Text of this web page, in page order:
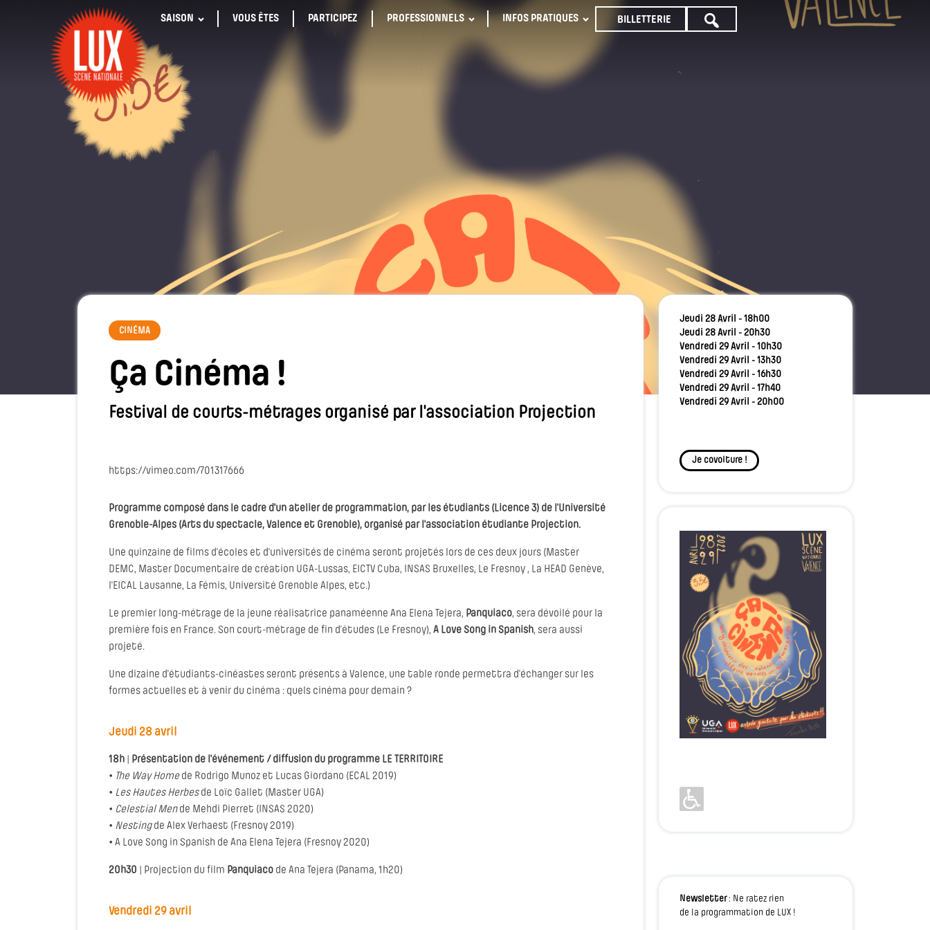
SAISON VOUS ÊTES PARTICIPEZ PROFESSIONNELS INFOS PRATIQUES BILLETTERIE
TOUTE
CINÉMA
Ça Cinéma !
Festival de courts-métrages organisé par l'association Projection
https://vimeo.com/701317666
Programme composé dans le cadre d'un atelier de programmation, par les étudiants (Licence 3) de l’Université
Grenoble-Alpes (Arts du spectacle, Valence et Grenoble), organisé par l'association étudiante Projection.
Une quinzaine de films d'écoles et d'universités de cinéma seront projetés lors de ces deux jours (Master
DEMC, Master Documentaire de création UGA-Lussas, EICTV Cuba, INSAS Bruxelles, Le Fresnoy , La HEAD Genève,
l'EICAL Lausanne, La Fémis, Université Grenoble Alpes, etc.)
Le premier long-métrage de la jeune réalisatrice panaméenne Ana Elena Tejera, Panquiaco, sera dévoilé pour la
première fois en France. Son court-métrage de fin d’études (Le Fresnoy), A Love Song in Spanish, sera aussi
projeté.
Une dizaine d'étudiants-cinéastes seront présents à Valence, une table ronde permettra d'échanger sur les
formes actuelles et à venir du cinéma : quels cinéma pour demain ?
Jeudi 28 avril
18h
Présentation de l'événement / diffusion du programme LE TERRITOIRE
• The Way Homede Rodrigo Munoz et Lucas Giordano (ECAL 2019)
• Les Hautes Herbesde Loïc Gallet (Master UGA)
• Celestial Mende Mehdi Pierret (INSAS 2020)
• Nestingde Alex Verhaest (Fresnoy 2019)
• A Love Song in Spanish de Ana Elena Tejera (Fresnoy 2020)
20h30 | Projection du film Panquiaco de Ana Tejera (Panama, 1h20)
Vendredi 29 avril
Jeudi 28 Avril - 18h00
Jeudi 28 Avril - 20h30
Vendredi 29 Avril - 10h30
Vendredi 29 Avril - 13h30
Vendredi 29 Avril - 16h30
Vendredi 29 Avril - 17h40
Vendredi 29 Avril - 20h00
Je covoiture !
Newsletter: Ne ratez rien
de la programmation de LUX !